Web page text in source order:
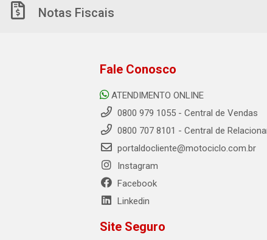
Notas Fiscais
Fale Conosco
ATENDIMENTO ONLINE
0800 979 1055 - Central de Vendas
0800 707 8101 - Central de
portaldocliente@motociclo.com.br
Instagram
Facebook
Linkedin
Site Seguro